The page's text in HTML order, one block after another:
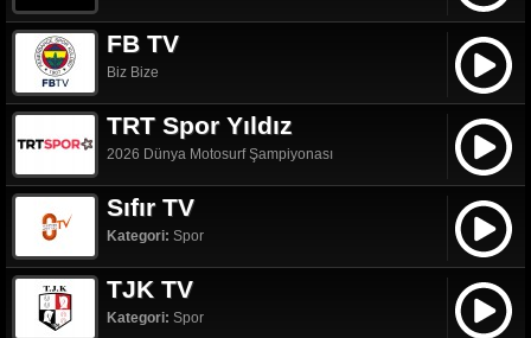
FB TV
Biz Bize
TRT Spor Yıldız
2026 Dünya Motosurf Şampiyonası
Sıfır TV
Kategori: Spor
TJK TV
Kategori: Spor